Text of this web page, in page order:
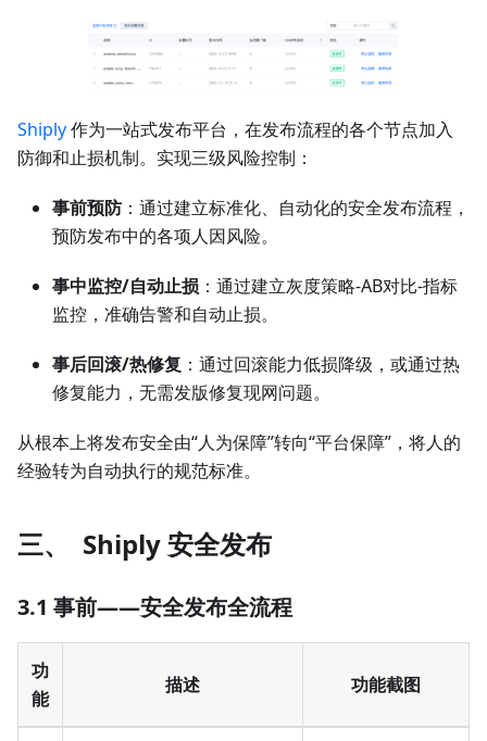
Shiply作为一站式发布平台，在发布流程的各个节点加入
防御和止损机制。实现三级风险控制：
事前预防：通过建立标准化、自动化的安全发布流程，
预防发布中的各项人因风险。
事中监控/自动止损 ：通过建立灰度策略-AB对比-指标
监控，准确告警和自动止损。
事后回滚/热修复 ：通过回滚能力低损降级，或通过热
修复能力，无需发版修复现网问题。
从根本上将发布安全由“人为保障”转向“平台保障”，将人的
经验转为自动执行的规范标准。
三、 Shiply 安全发布
3.1 事前——安全发布全流程
功
能
描述 功能截图